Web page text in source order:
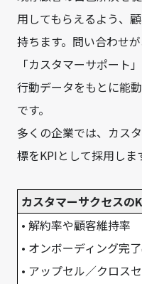
用してもらえるよう、
持ちます。問い合わせ
「カスタマーサポート
行動データをもとに能
です。
多くの企業では、カス
標をKPIとして採用しま
カスタマーサクセスの
• 解約率や顧客維持率
• オンボーディング完
• アップセル／クロス